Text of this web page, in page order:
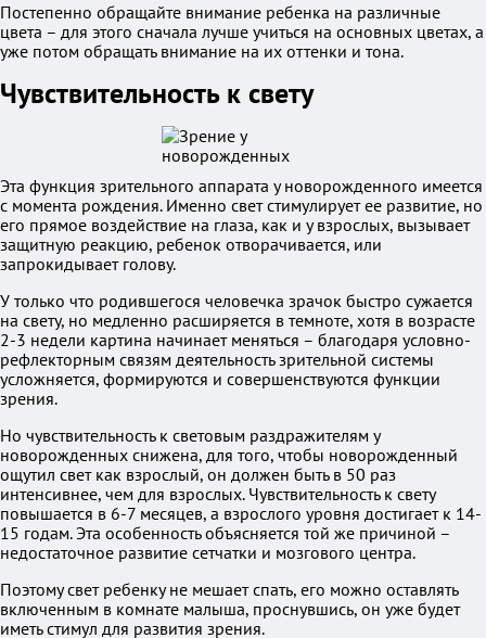
Постепенно обращайте внимание ребенка на различные
цвета – для этого сначала лучше учиться на основных цветах, а
уже потом обращать внимание на их оттенки и тона.
Чувствительность к свету
Эта функция зрительного аппарата у новорожденного имеется
с момента рождения. Именно свет стимулирует ее развитие, но
его прямое воздействие на глаза, как и у взрослых, вызывает
защитную реакцию, ребенок отворачивается, или
запрокидывает голову.
У только что родившегося человечка зрачок быстро сужается
на свету, но медленно расширяется в темноте, хотя в возрасте
2-3 недели картина начинает меняться – благодаря условно-
рефлекторным связям деятельность зрительной системы
усложняется, формируются и совершенствуются функции
зрения.
Но чувствительность к световым раздражителям у
новорожденных снижена, для того, чтобы новорожденный
ощутил свет как взрослый, он должен быть в 50 раз
интенсивнее, чем для взрослых. Чувствительность к свету
повышается в 6-7 месяцев, а взрослого уровня достигает к 14-
15 годам. Эта особенность объясняется той же причиной –
недостаточное развитие сетчатки и мозгового центра.
Поэтому свет ребенку не мешает спать, его можно оставлять
включенным в комнате малыша, проснувшись, он уже будет
иметь стимул для развития зрения.